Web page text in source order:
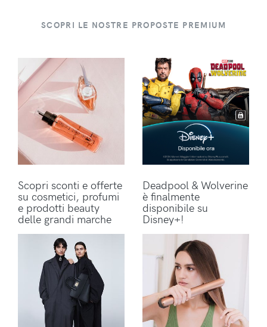
SCOPRI LE NOSTRE PROPOSTE PREMIUM
Scopri sconti e offerte
su cosmetici, profumi
e prodotti beauty
delle grandi marche
Deadpool & Wolverine
è finalmente
disponibile su
Disney+!